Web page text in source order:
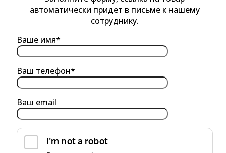
автоматически придет в письме к нашему
сотруднику.
Ваше имя*
Ваш телефон*
Ваш email